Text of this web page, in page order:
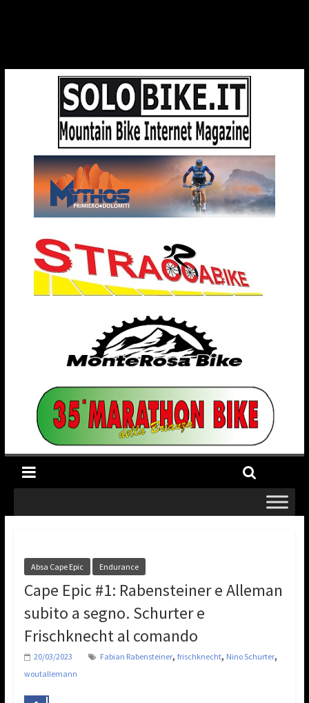
Absa Cape Epic Endurance
Cape Epic #1: Rabensteiner e Alleman
subito a segno. Schurter e
Frischknecht al comando
20/03/2023 Fabian Rabensteiner, frischknecht, Nino Schurter,
woutallemann